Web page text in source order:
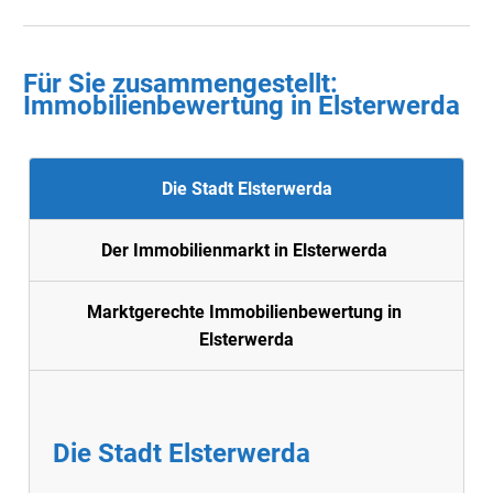
Für Sie zusammengestellt :
Immobilienbewertung in Elsterwerda
Die Stadt Elsterwerda
Der Immobilienmarkt in Elsterwerda
Marktgerechte Immobilienbewertung in
Elsterwerda
Die Stadt Elsterwerda